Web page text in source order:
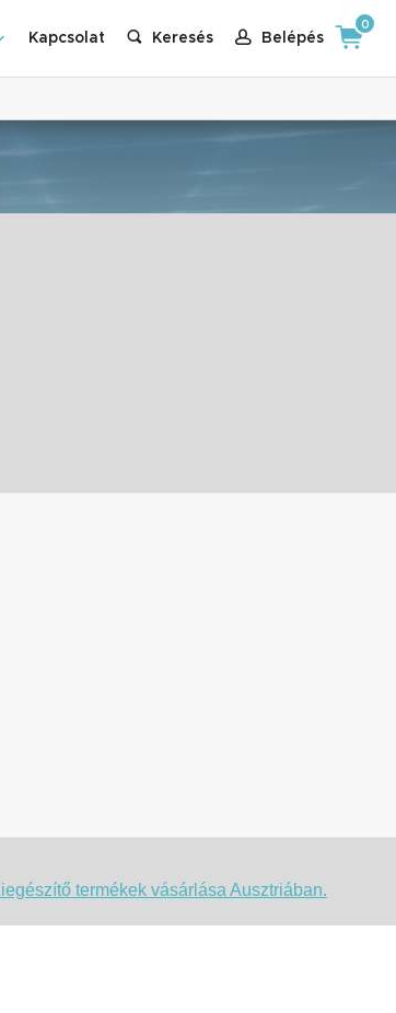
Kapcsolat Keresés Belépés
0
termékek vásárlása Ausztriában.